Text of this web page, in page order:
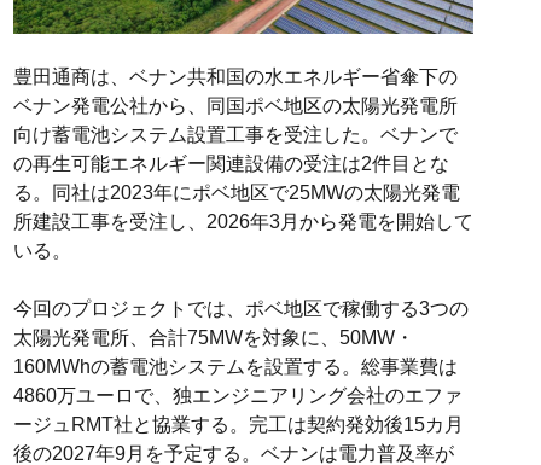
豊田通商は、ベナン共和国の水エネルギー省傘下の
ベナン発電公社から、同国ポベ地区の太陽光発電所
向け蓄電池システム設置工事を受注した。ベナンで
の再生可能エネルギー関連設備の受注は2件目とな
る。同社は2023年にポベ地区で25MWの太陽光発電
所建設工事を受注し、2026年3月から発電を開始して
いる。
今回のプロジェクトでは、ポベ地区で稼働する3つの
太陽光発電所、合計75MWを対象に、50MW・
160MWhの蓄電池システムを設置する。総事業費は
4860万ユーロで、独エンジニアリング会社のエファ
ージュRMT社と協業する。完工は契約発効後15カ月
後の2027年9月を予定する。ベナンは電力普及率が